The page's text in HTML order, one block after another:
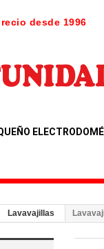
desde 1996
Lavavajillas